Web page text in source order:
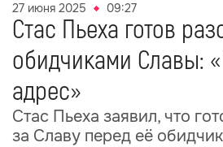
27 июня 2025 09:27
Стас Пьеха готов
обидчиками Славы:
адрес»
Стас Пьеха заявил, что
за Славу перед её